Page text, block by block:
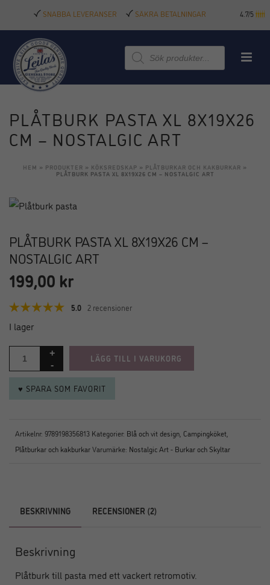
SNABBA LEVERANSER SÄKRA BETALNINGAR 4.7/5
Produktsökning
PLÅTBURK PASTA XL 8X19X26
CM – NOSTALGIC ART
HEM » PRODUKTER » KÖKSREDSKAP » PLÅTBURKAR OCH KAKBURKAR »
PLÅTBURK PASTA XL 8X19X26 CM – NOSTALGIC ART
PLÅTBURK PASTA XL 8X19X26 CM –
NOSTALGIC ART
199,00 kr
5.0 2 recensioner
I lager
LÄGG TILL I VARUKORG
♥ SPARA SOM FAVORIT
Artikelnr: 9789198356813 Kategorier: Blå och vit design Campingköket
Plåtburkar och kakburkarVarumärke: Nostalgic Art - Burkar och Skyltar
BESKRIVNING RECENSIONER (2)
Beskrivning
Plåtburk till pasta med ett vackert retromotiv.